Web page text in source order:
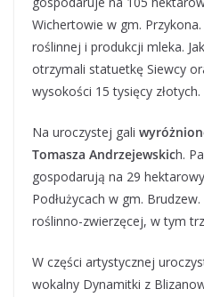
Wichertowie w gm.
roślinnej i produkcji mleka.
otrzymali statuetkę Siewcy
wysokości 15 tysięcy złotych.
Na uroczystej gali
Tomasza Andrzejewskich.
gospodarują na 29
Podłużycach w gm.
roślinno-zwierzęcej, w tym
W części artystycznej
wokalny Dynamitki z